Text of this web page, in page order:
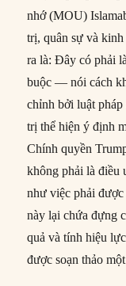
nhớ (MOU)
trị, quân sự và
ra là: Đây có phải
buộc — nói cách
chỉnh bởi luật
trị thể hiện ý định
Chính quyền
không phải là điều
như việc phải
này lại chứa đựng
quả và tính hiệu
được soạn thảo